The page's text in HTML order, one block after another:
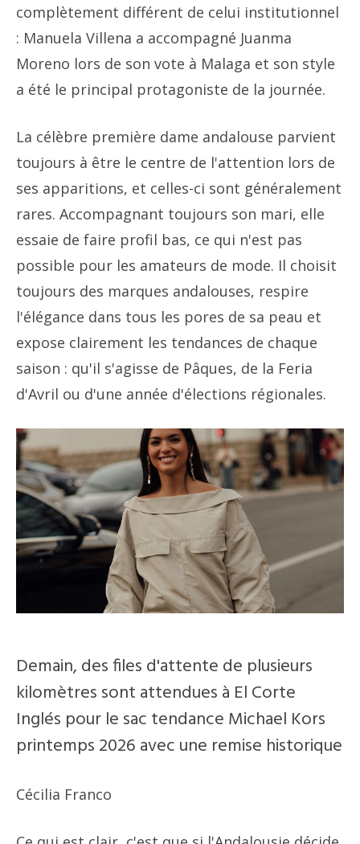
complètement différent de celui institutionnel
: Manuela Villena a accompagné Juanma
Moreno lors de son vote à Malaga et son style
a été le principal protagoniste de la journée.
La célèbre première dame andalouse parvient
toujours à être le centre de l'attention lors de
ses apparitions, et celles-ci sont généralement
rares. Accompagnant toujours son mari, elle
essaie de faire profil bas, ce qui n'est pas
possible pour les amateurs de mode. Il choisit
toujours des marques andalouses, respire
l'élégance dans tous les pores de sa peau et
expose clairement les tendances de chaque
saison : qu'il s'agisse de Pâques, de la Feria
d'Avril ou d'une année d'élections régionales.
Demain, des files d'attente de plusieurs
kilomètres sont attendues à El Corte
Inglés pour le sac tendance Michael Kors
printemps 2026 avec une remise historique
Cécilia Franco